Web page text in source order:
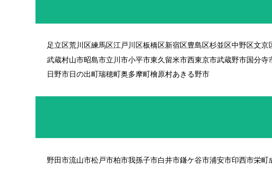
足立区荒川区練馬区江戸川区板橋区新宿区豊島区杉並区中野区文京
武蔵村山市昭島市立川市小平市東久留米市西東京市武蔵野市国分寺
日野市日の出町瑞穂町奥多摩町檜原村あきる野市
野田市流山市松戸市柏市我孫子市白井市鎌ケ谷市浦安市印西市栄町